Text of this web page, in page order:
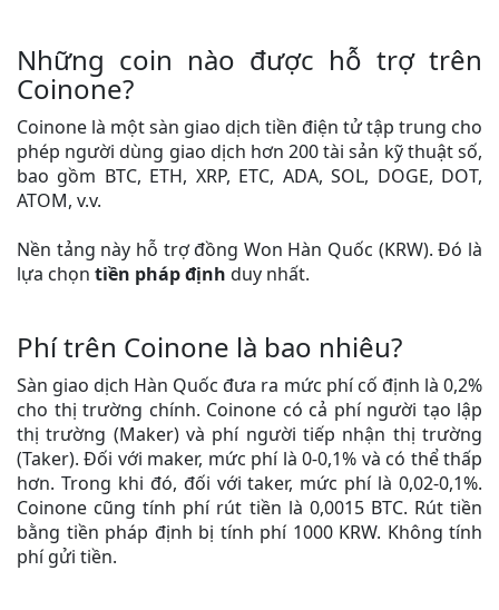
Những coin nào được hỗ trợ trên
Coinone?
Coinone là một sàn giao dịch tiền điện tử tập trung cho
phép người dùng giao dịch hơn 200 tài sản kỹ thuật số,
bao gồm BTC, ETH, XRP, ETC, ADA, SOL, DOGE, DOT,
ATOM, v.v.
Nền tảng này hỗ trợ đồng Won Hàn Quốc (KRW). Đó là
lựa chọn tiền pháp định duy nhất.
Phí trên Coinone là bao nhiêu?
Sàn giao dịch Hàn Quốc đưa ra mức phí cố định là 0,2%
cho thị trường chính. Coinone có cả phí người tạo lập
thị trường (Maker) và phí người tiếp nhận thị trường
(Taker). Đối với maker, mức phí là 0-0,1% và có thể thấp
hơn. Trong khi đó, đối với taker, mức phí là 0,02-0,1%.
Coinone cũng tính phí rút tiền là 0,0015 BTC. Rút tiền
bằng tiền pháp định bị tính phí 1000 KRW. Không tính
phí gửi tiền.